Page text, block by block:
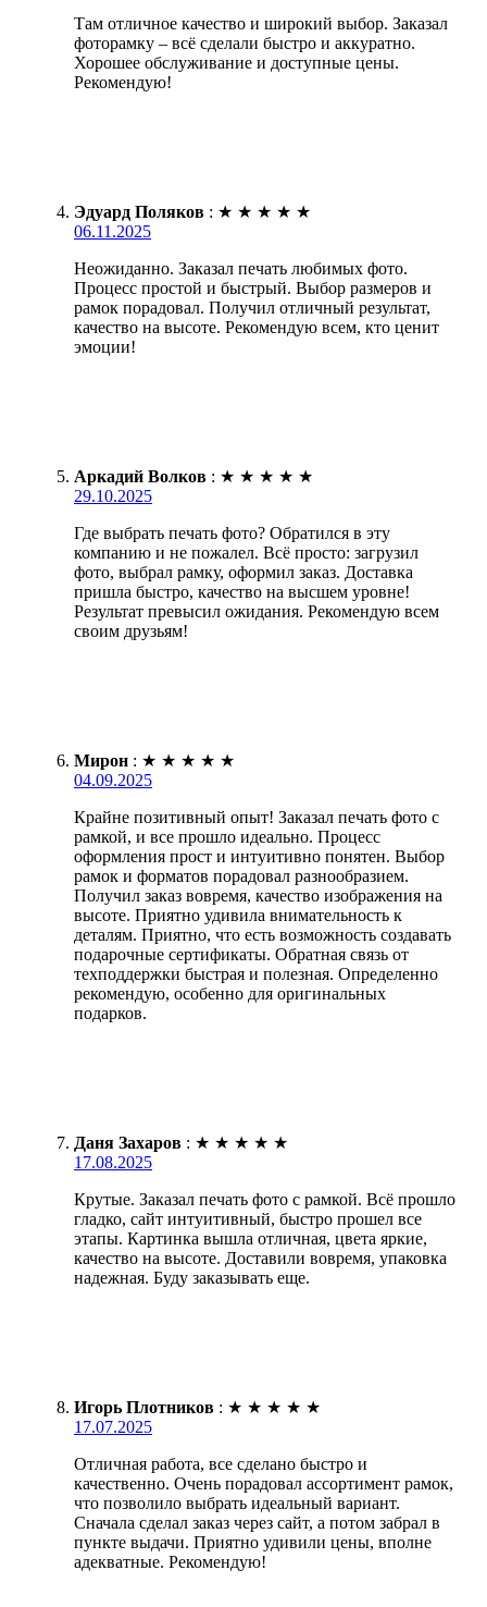
Там отличное качество и широкий выбор. Заказал
фоторамку – всё сделали быстро и аккуратно.
Хорошее обслуживание и доступные цены.
Рекомендую!
Эдуард Поляков : ★ ★ ★ ★ ★
06.11.2025
Неожиданно. Заказал печать любимых фото.
Процесс простой и быстрый. Выбор размеров и
рамок порадовал. Получил отличный результат,
качество на высоте. Рекомендую всем, кто ценит
эмоции!
Аркадий Волков : ★ ★ ★ ★ ★
29.10.2025
Где выбрать печать фото? Обратился в эту
компанию и не пожалел. Всё просто: загрузил
фото, выбрал рамку, оформил заказ. Доставка
пришла быстро, качество на высшем уровне!
Результат превысил ожидания. Рекомендую всем
своим друзьям!
Мирон : ★ ★ ★ ★ ★
04.09.2025
Крайне позитивный опыт! Заказал печать фото с
рамкой, и все прошло идеально. Процесс
оформления прост и интуитивно понятен. Выбор
рамок и форматов порадовал разнообразием.
Получил заказ вовремя, качество изображения на
высоте. Приятно удивила внимательность к
деталям. Приятно, что есть возможность создавать
подарочные сертификаты. Обратная связь от
техподдержки быстрая и полезная. Определенно
рекомендую, особенно для оригинальных
подарков.
Даня Захаров : ★ ★ ★ ★ ★
17.08.2025
Крутые. Заказал печать фото с рамкой. Всё прошло
гладко, сайт интуитивный, быстро прошел все
этапы. Картинка вышла отличная, цвета яркие,
качество на высоте. Доставили вовремя, упаковка
надежная. Буду заказывать еще.
Игорь Плотников : ★ ★ ★ ★ ★
17.07.2025
Отличная работа, все сделано быстро и
качественно. Очень порадовал ассортимент рамок,
что позволило выбрать идеальный вариант.
Сначала сделал заказ через сайт, а потом забрал в
пункте выдачи. Приятно удивили цены, вполне
адекватные. Рекомендую!